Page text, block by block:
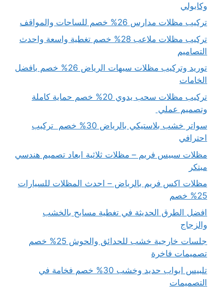
وكابولي
تركيب مظلات مدارس 26% خصم للساحات والمواقف
تركيب مظلات ملاعب 28% خصم تغطية واسعة واحدث
التصاميم
توريد وتركيب مظلات سيهات الرياض 26% خصم بافضل
الخامات
تركيب مظلات سحب يدوي 20% خصم حماية كاملة
وتصميم عملي
سواتر خشب بلاستيكي بالرياض 30% خصم تركيب
احترافي
مظلات سبيس فريم – مظلات ثلاثية ابعاد تصميم هندسي
مبتكر
مظلات اكس فريم بالرياض – احدث المظلات للسيارات
25% خصم
افضل الطرق الحديثة في تغطية مسابح بالخشب
والزجاج
جلسات خارجية خشب للحدائق والحوش 25% خصم
تصميمات فاخرة
تلبيس ابواب حديد وخشب 30% خصم فخامة في
التصميمات